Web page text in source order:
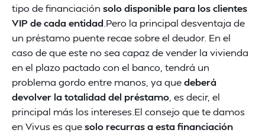
tipo de financiación solo disponible para los clientes
VIP de cada entidad .Pero la principal desventaja de
un préstamo puente recae sobre el deudor. En el
caso de que este no sea capaz de vender la vivienda
en el plazo pactado con el banco, tendrá un
problema gordo entre manos, ya quedeberá
devolver la totalidad del préstamo , es decir, el
principal más los intereses.El consejo que te damos
en Vivus es quesolo recurras a esta financiación